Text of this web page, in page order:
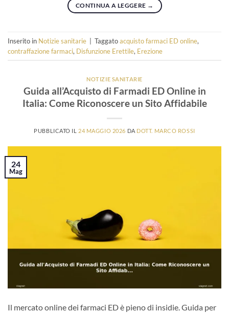
CONTINUA A LEGGERE →
Inserito in Notizie sanitarie | Taggatoacquisto farmaci ED online,
contraffazione farmaci, Disfunzione Erettile, Erezione
NOTIZIE SANITARIE
Guida all’Acquisto di Farmadi ED Online in
Italia: Come Riconoscere un Sito Affidabile
PUBBLICATO IL 24 MAGGIO 2026 DA DOTT. MARCO ROSSI
24
Mag
Il mercato online dei farmaci ED è pieno di insidie. Guida per